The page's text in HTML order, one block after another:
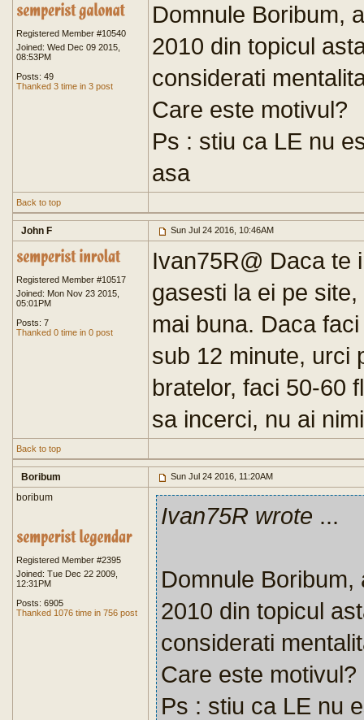
Registered Member #10540
Joined: Wed Dec 09 2015,
08:53PM
Posts: 49
Thanked 3 time in 3 post
Domnule Boribum,
2010 din topicul
considerati
Care este motivul?
Ps : stiu ca LE nu
asa
Back to top
John F Sun Jul 24 2016, 10:46AM
Registered Member #10517
Joined: Mon Nov 23 2015,
05:01PM
Posts: 7
Thanked 0 time in 0 post
Ivan75R@ Daca te
gasesti la ei pe
mai buna. Daca
sub 12 minute, urci
bratelor, faci 50-60
sa incerci, nu ai
Back to top
Boribum Sun Jul 24 2016, 11:20AM
boribum
Registered Member #2395
Joined: Tue Dec 22 2009,
12:31PM
Posts: 6905
Thanked 1076 time in 756 post
Ivan75R wrote ...
Domnule
2010 din topicul
considerati
Care este motivul?
Ps : stiu ca LE nu